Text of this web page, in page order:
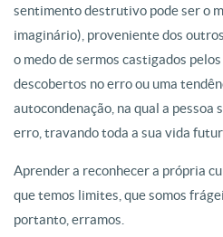
sentimento destrutivo pode ser o
imaginário), proveniente dos outros
o medo de sermos castigados
descobertos no erro ou uma
autocondenação, na qual a
erro, travando toda a sua vida
Aprender a reconhecer a própria
que temos limites, que somos
portanto, erramos.